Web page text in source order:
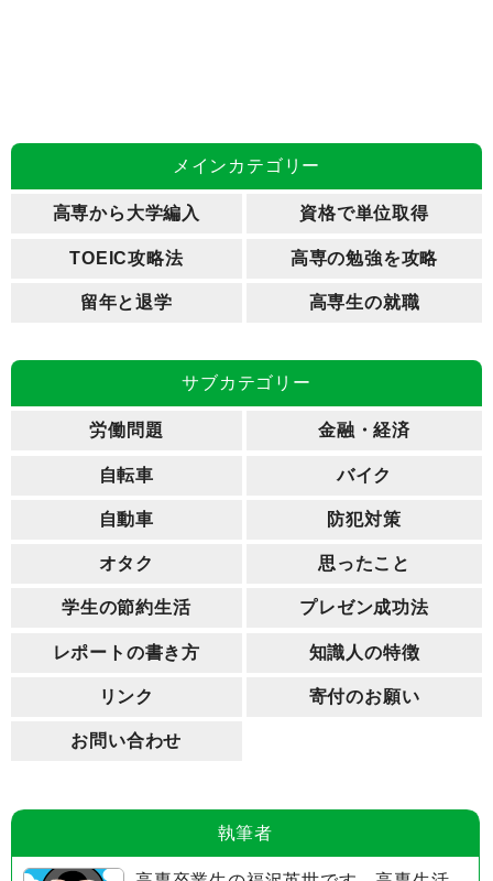
メインカテゴリー
高専から大学編入 資格で単位取得
TOEIC攻略法 高専の勉強を攻略
留年と退学 高専生の就職
サブカテゴリー
労働問題 金融・経済
自転車 バイク
自動車 防犯対策
オタク 思ったこと
学生の節約生活 プレゼン成功法
レポートの書き方 知識人の特徴
リンク 寄付のお願い
お問い合わせ
執筆者